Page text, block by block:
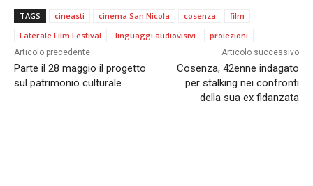
TAGS cineasti cinema San Nicola cosenza
film
Laterale Film Festival
linguaggi audiovisivi proiezioni
Articolo precedente
Parte il 28 maggio il progetto
sul patrimonio culturale
Articolo successivo
Cosenza, 42enne indagato
per stalking nei confronti
della sua ex fidanzata